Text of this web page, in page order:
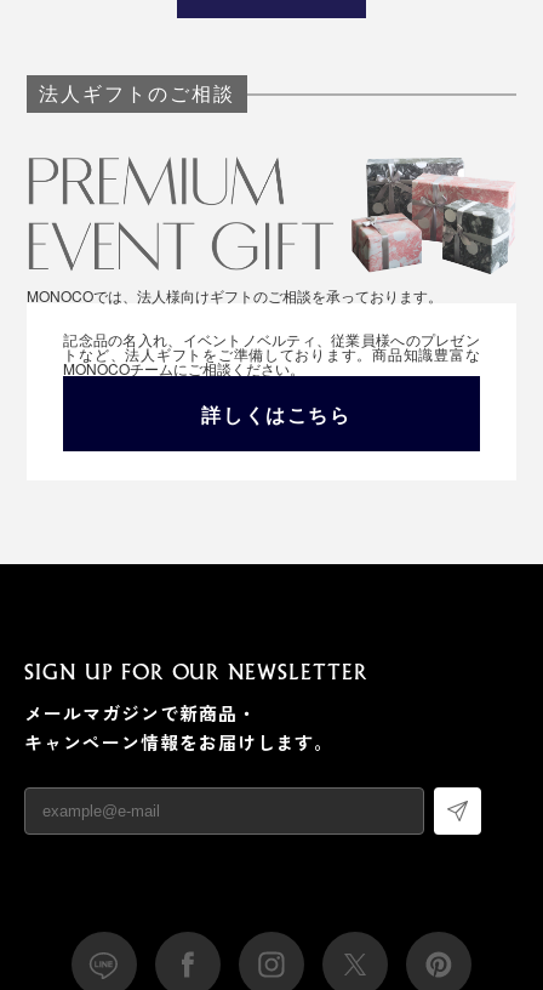
法人ギフトのご相談
MONOCOでは、法人様向けギフトのご相談を承っております。
記念品の名入れ、イベントノベルティ、従業員様へのプレゼン
トなど、法人ギフトをご準備しております。商品知識豊富な
MONOCOチームにご相談ください。
詳しくはこちら
SIGN UP FOR OUR NEWSLETTER
メールマガジンで新商品・
キャンペーン情報をお届けします。